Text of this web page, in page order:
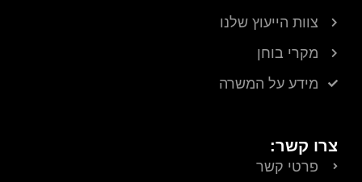
צוות הייעוץ שלנו
מקרי בוחן
מידע על המשרה
צרו קשר:
פרטי קשר